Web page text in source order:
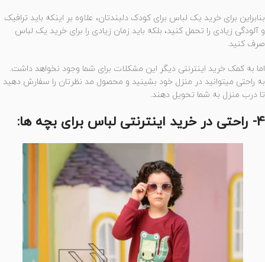
بنابراین برای خرید یک لباس برای کودک دلبندتان، علاوه بر اینکه باید ترافیک
و آلودگی زیادی را تحمل کنید، بلکه باید زمان زیادی را برای خرید یک لباس
صرف کنید.
اما به کمک خرید اینترنتی دیگر این مشکلات برای شما وجود نخواهد داشت.
به راحتی میتوانید در منزل خود بشینید و محصول مد نظرتان را سفارش دهید
تا درب منزل به شما تحویل دهند.
4- راحتی در خرید اینترنتی لباس برای بچه ها: